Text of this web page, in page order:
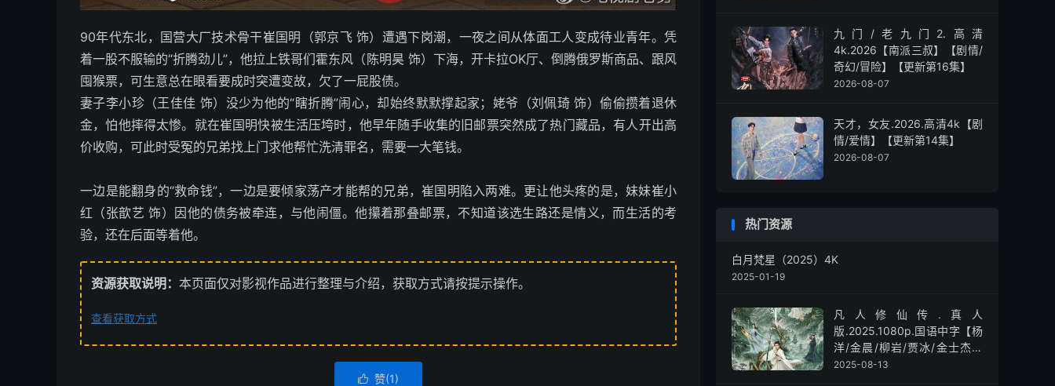
90年代东北，国营大厂技术骨干崔国明（郭京飞 饰）遭遇下岗潮，一夜之间从体面工人变成待业青年。凭
着一股不服输的“折腾劲儿”，他拉上铁哥们霍东风（陈明昊 饰）下海，开卡拉OK厅、倒腾俄罗斯商品、跟风
囤猴票，可生意总在眼看要成时突遭变故，欠了一屁股债。
妻子李小珍（王佳佳 饰）没少为他的“瞎折腾”闹心，却始终默默撑起家；姥爷（刘佩琦 饰）偷偷攒着退休
金，怕他摔得太惨。就在崔国明快被生活压垮时，他早年随手收集的旧邮票突然成了热门藏品，有人开出高
价收购，可此时受冤的兄弟找上门求他帮忙洗清罪名，需要一大笔钱。
一边是能翻身的“救命钱”，一边是要倾家荡产才能帮的兄弟，崔国明陷入两难。更让他头疼的是，妹妹崔小
红（张歆艺 饰）因他的债务被牵连，与他闹僵。他攥着那叠邮票，不知道该选生路还是情义，而生活的考
验，还在后面等着他。
资源获取说明： 本页面仅对影视作品进行整理与介绍，获取方式请按提示操作。
查看获取方式
 赞(1)
九门/老九门2.高清
4k.2026【南派三叔】【剧情/
奇幻/冒险】【更新第16集】
2026-08-07
天才，女友.2026.高清4k【剧
情/爱情】【更新第14集】
2026-08-07
热门资源
白月梵星（2025）4K
2025-01-19
凡人修仙传.真人
版.2025.1080p.国语中字【杨
洋/金晨/柳岩/贾冰/金士杰】
【全30集】
2025-08-13